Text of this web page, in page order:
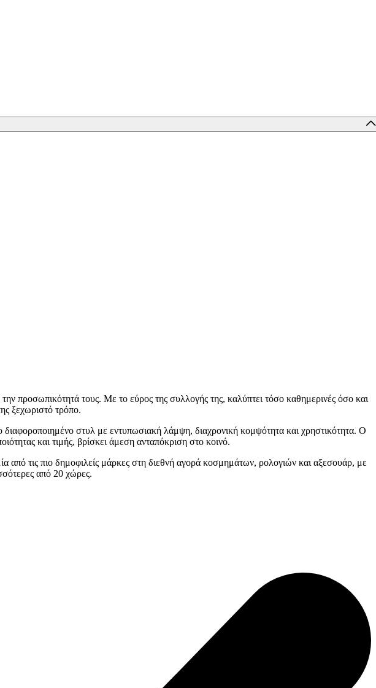
προσωπικότητά τους. Με το εύρος της συλλογής της, καλύπτει τόσο καθημερινές όσο και
ξεχωριστό τρόπο.
διαφοροποιημένο στυλ με εντυπωσιακή λάμψη, διαχρονική κομψότητα και χρηστικότητα. Ο
και τιμής, βρίσκει άμεση ανταπόκριση στο κοινό.
από τις πιο δημοφιλείς μάρκες στη διεθνή αγορά κοσμημάτων, ρολογιών και αξεσουάρ, με
από 20 χώρες.